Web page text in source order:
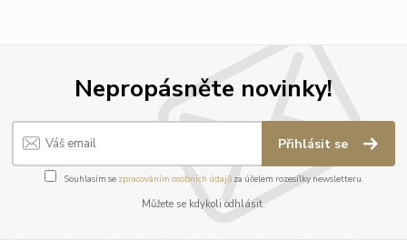
Nepropásněte novinky!
Přihlásit se
Souhlasím se zpracováním osobních údajůza účelem rozesílky newsletteru.
Můžete se kdykoli odhlásit.